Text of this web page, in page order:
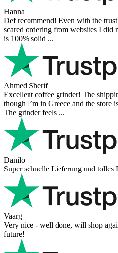
Hanna
Def recommend! Even with the
scared ordering from websites I did
is 100% solid ...
Ahmed Sherif
Excellent coffee grinder! The
though I’m in Greece and the store
The grinder feels ...
Danilo
Super schnelle Lieferung und tolles
Vaarg
Very nice - well done, will shop
future!